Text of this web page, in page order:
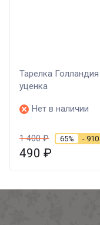
Тарелка
уценка
Нет в наличии
1 400₽ 65% - 910
490 ₽